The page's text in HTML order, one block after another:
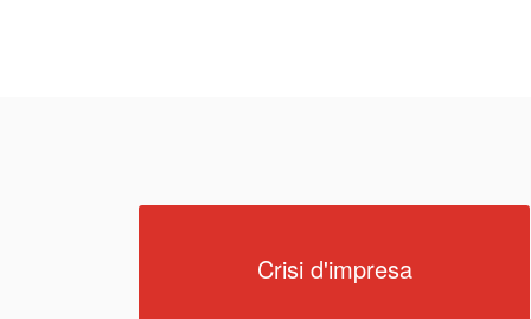
Crisi d'impresa